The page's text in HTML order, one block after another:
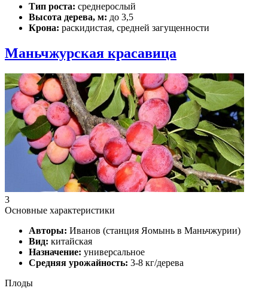
Тип роста: среднерослый
Высота дерева, м: до 3,5
Крона: раскидистая, средней загущенности
Маньчжурская красавица
3
Основные характеристики
Авторы: Иванов (станция Яомынь в Маньчжурии)
Вид: китайская
Назначение: универсальное
Средняя урожайность: 3-8 кг/дерева
Плоды